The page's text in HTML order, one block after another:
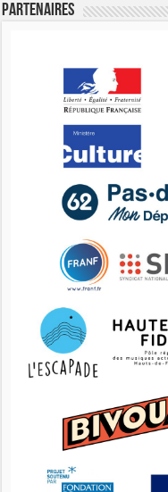
Partenaires